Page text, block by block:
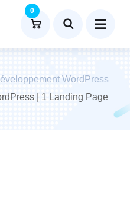
0
WordPress
| 1 Landing Page